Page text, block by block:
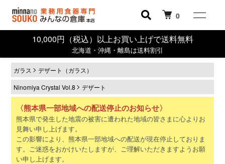
0
10,000円（税込）以上お買い上げで送料無料
北海道・沖縄・離島は送料割引
ガラス
デザート（ガラス）
Ninomiya Crystal Vol.8
デザート
〈熊本県一部地域への配送停止のお知らせ〉
熊本県で発生した地震の被害に遭われた地域の皆さまに心よりお
見舞い申し上げます。
この影響により、熊本県一部地域への配送が現在停止しておりま
す。ご迷惑をおかけいたしますが、ご理解いただきますようお願
い申し上げます。